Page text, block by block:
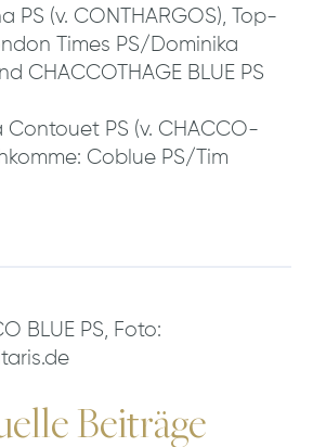
PS (v. CONTHARGOS), Top-
Times PS/Dominika
CHACCOTHAGE BLUE PS
Contouet PS (v. CHACCO-
Coblue PS/Tim
BLUE PS, Foto:
Beiträge